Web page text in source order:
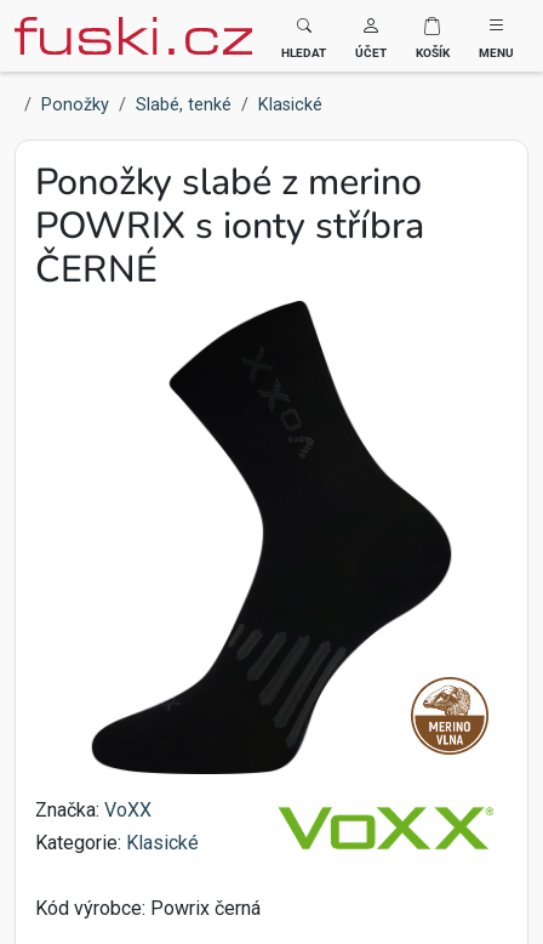
Fuski BOMA
HLEDAT ÚČET KOŠÍK MENU
Ponožky Slabé, tenké Klasické
Ponožky slabé z merino
POWRIX s ionty stříbra
ČERNÉ
Značka: VoXX
Kategorie: Klasické
Kód výrobce: Powrix černá